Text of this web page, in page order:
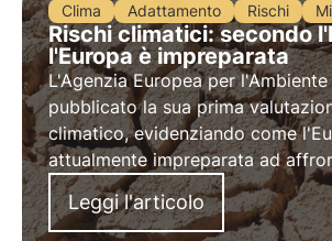
Clima Adattamento Rischi
Rischi climatici: secondo
l'Europa è impreparata
L'Agenzia Europea per l'Ambiente
pubblicato la sua prima
climatico, evidenziando come
attualmente impreparata ad
climatiche in costante aumento.
questo articolo.
Leggi l'articolo